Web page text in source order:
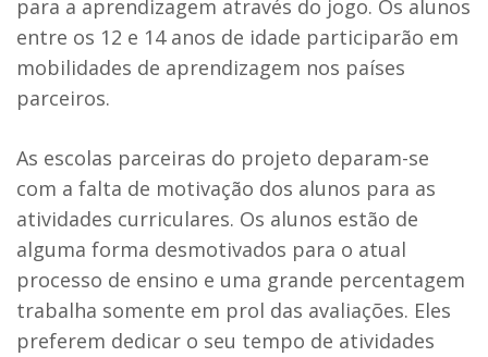
para a aprendizagem através do jogo. Os alunos
entre os 12 e 14 anos de idade participarão em
mobilidades de aprendizagem nos países
parceiros.
As escolas parceiras do projeto deparam-se
com a falta de motivação dos alunos para as
atividades curriculares. Os alunos estão de
alguma forma desmotivados para o atual
processo de ensino e uma grande percentagem
trabalha somente em prol das avaliações. Eles
preferem dedicar o seu tempo de atividades